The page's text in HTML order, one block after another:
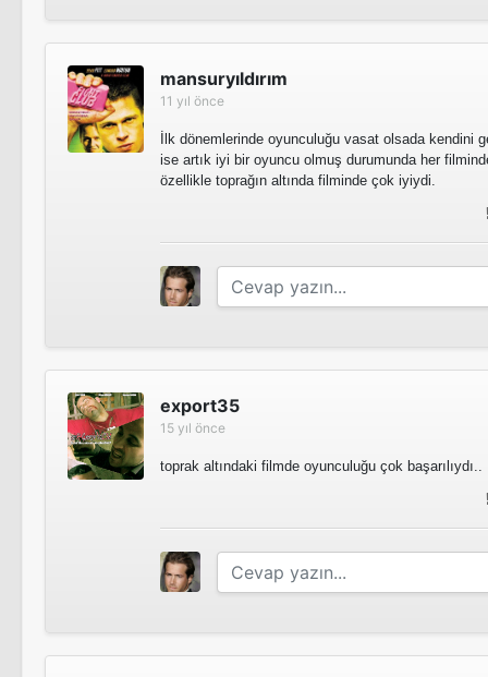
6 Underground
Sinema Filmi
Sinema Filmi
Belalı Tanık
Sinema Filmi
Suç/lu
Sinema Filmi
mansuryıldırım
11 yıl önce
İlk dönemlerinde oyunculuğu vasat olsada kendini
ise artık iyi bir oyuncu olmuş durumunda her
özellikle toprağın altında filminde çok iyiydi.
export35
15 yıl önce
toprak altındaki filmde oyunculuğu çok başarılıydı..